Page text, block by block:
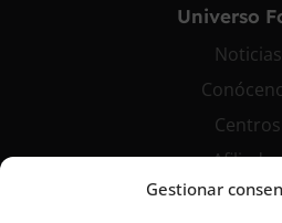
Gestionar
Universo
Noticias
Centros
Afiliados